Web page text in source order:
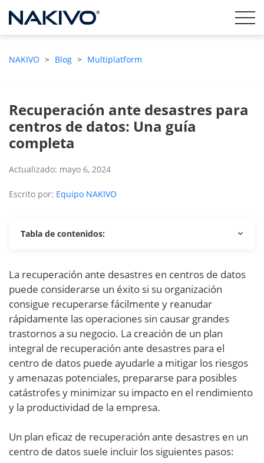
NAKIVO > Blog > Multiplatform
Recuperación ante desastres para
centros de datos: Una guía
completa
Actualizado: mayo 6, 2024
Escrito por: Equipo NAKIVO
Tabla de contenidos:
La recuperación ante desastres en centros de datos
puede considerarse un éxito si su organización
consigue recuperarse fácilmente y reanudar
rápidamente las operaciones sin causar grandes
trastornos a su negocio. La creación de un plan
integral de recuperación ante desastres para el
centro de datos puede ayudarle a mitigar los riesgos
y amenazas potenciales, prepararse para posibles
catástrofes y minimizar su impacto en el rendimiento
y la productividad de la empresa.
Un plan eficaz de recuperación ante desastres en un
centro de datos suele incluir los siguientes pasos: